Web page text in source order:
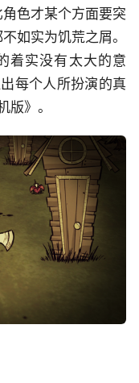
色才某个方面要突
如实为饥荒之屑。
着实没有太大的意
每个人所扮演的真
版》。